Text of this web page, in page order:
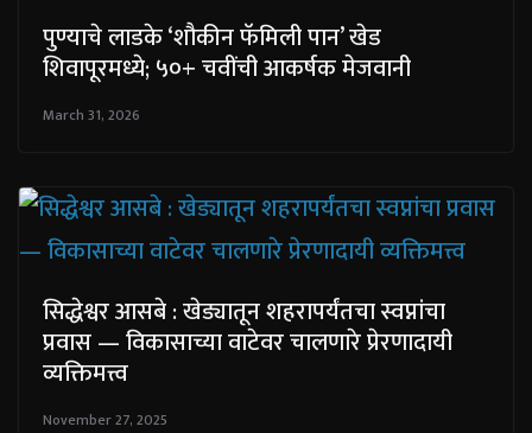
पुण्याचे लाडके ‘शौकीन फॅमिली पान’ खेड
शिवापूरमध्ये; ५०+ चवींची आकर्षक मेजवानी
March 31, 2026
सिद्धेश्वर आसबे : खेड्यातून शहरापर्यंतचा स्वप्नांचा
प्रवास — विकासाच्या वाटेवर चालणारे प्रेरणादायी
व्यक्तिमत्त्व
November 27, 2025